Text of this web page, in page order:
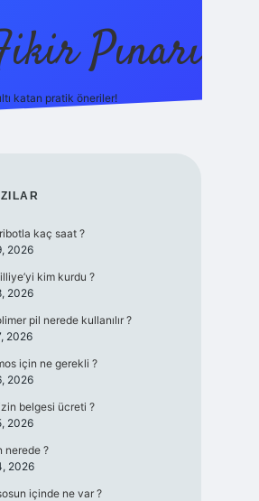
Pınarı
katan pratik öneriler!
kaç saat ?
2026
kim kurdu ?
2026
pil nerede kullanılır ?
2026
için ne gerekli ?
2026
belgesi ücreti ?
2026
nerede ?
2026
içinde ne var ?